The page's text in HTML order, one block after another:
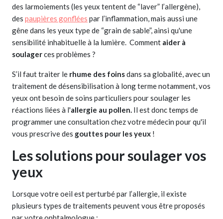
des larmoiements (les yeux tentent de “laver” l’allergène),
des paupières gonflées par l’inflammation, mais aussi une
gêne dans les yeux type de “grain de sable”, ainsi qu'une
sensibilité inhabituelle à la lumière. Comment aider à
soulagerces problèmes ?
S’il faut traiter le rhume des foinsdans sa globalité, avec un
traitement de désensibilisation à long terme notamment, vos
yeux ont besoin de soins particuliers pour soulager les
réactions liées à l'allergie au pollen. Il est donc temps de
programmer une consultation chez votre médecin pour qu'il
vous prescrive des gouttes pour les yeux !
Les solutions pour soulager vos
yeux
Lorsque votre oeil est perturbé par l’allergie, il existe
plusieurs types de traitements peuvent vous être proposés